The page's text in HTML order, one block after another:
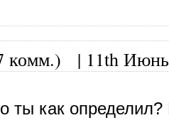
комм.) | 11th
ты как определил?